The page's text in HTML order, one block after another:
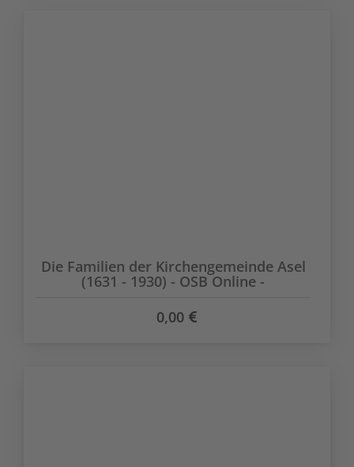
Die Familien der Kirchengemeinde Asel
(1631 - 1930) - OSB Online -
0,00